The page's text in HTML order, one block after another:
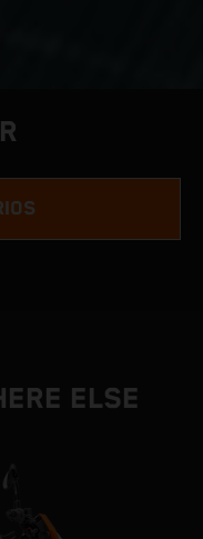
ELSE